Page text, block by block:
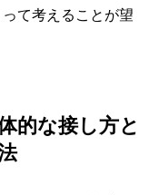
て考えることが望
的な接し方と